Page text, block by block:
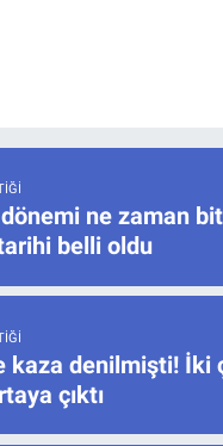
ne zaman
belli oldu
kaza denilmişti! İki
çıktı